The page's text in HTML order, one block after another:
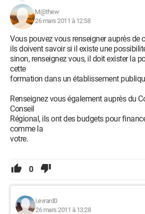
M@thew
26 mars 2011 à 12:58
Vous pouvez vous renseigner auprès de
ils doivent savoir si il existe une
sinon, renseignez vous, il doit exister la
cette
formation dans un établissement
Renseignez vous également auprès du
Conseil
Régional, ils ont des budgets pour
comme la
votre.
0
i.evrard0
26 mars 2011 à 13:28